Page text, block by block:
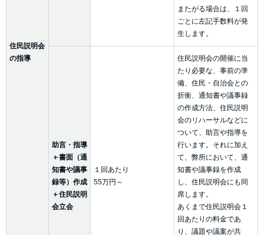
住民説明会
の指導
またがる場合は、１回
ごとに左記手数料が発
生します。
助言・指導
＋書面（通
知書や議事
録等）作成
＋住民説明
会立会
１回あたり
55万円～
住民説明会の開催に当
たり必要な、事前の準
備、住民・自治会との
折衝、通知書や議事録
の作成方法、住民説明
会のリハーサルなどに
ついて、助言や指導を
行います。それに加え
て、弊所において、通
知書や議事録を作成
し、住民説明会にも同
席します。
あくまで住民説明会１
回あたりの料金であ
り、議題や議案が共